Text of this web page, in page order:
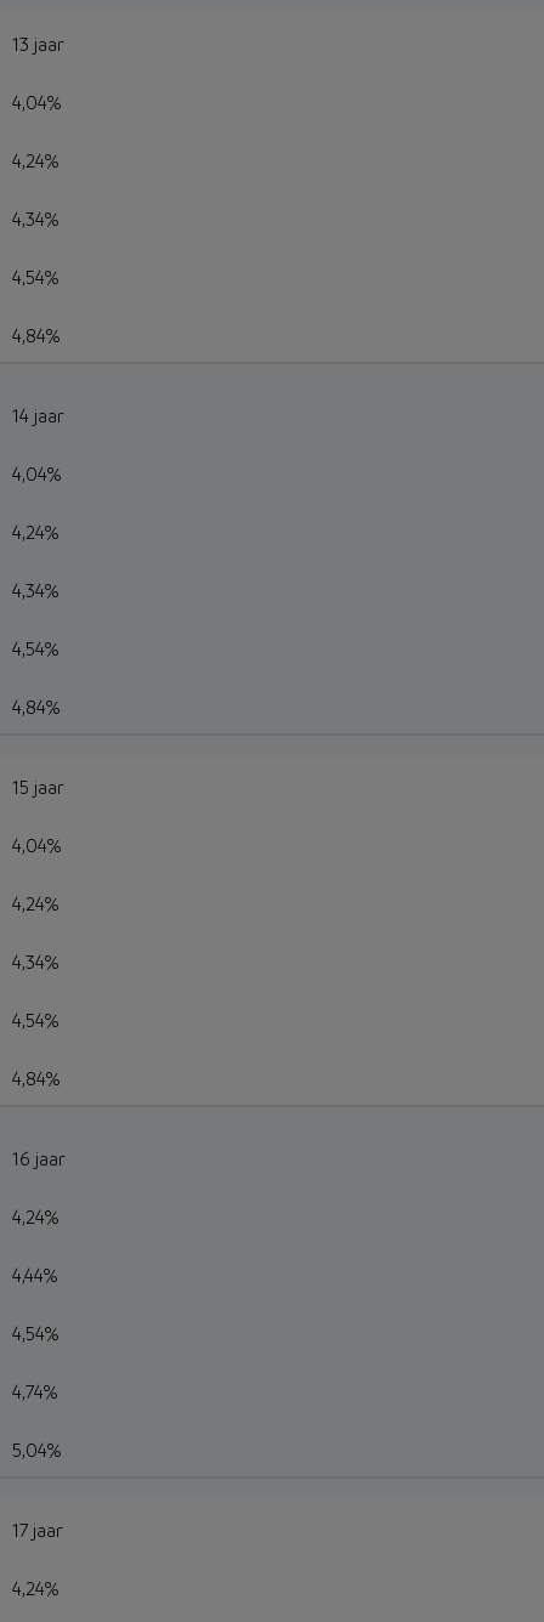
13 jaar
4,04%
4,24%
4,34%
4,54%
4,84%
14 jaar
4,04%
4,24%
4,34%
4,54%
4,84%
15 jaar
4,04%
4,24%
4,34%
4,54%
4,84%
16 jaar
4,24%
4,44%
4,54%
4,74%
5,04%
17 jaar
4,24%